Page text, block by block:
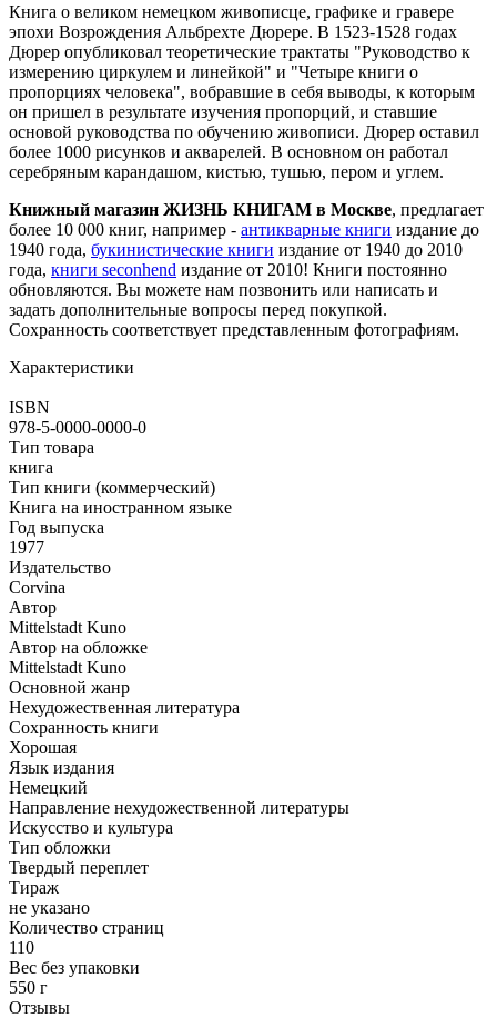
Книга о великом немецком живописце, графике и гравере
эпохи Возрождения Альбрехте Дюрере. В 1523-1528 годах
Дюрер опубликовал теоретические трактаты "Руководство к
измерению циркулем и линейкой" и "Четыре книги о
пропорциях человека", вобравшие в себя выводы, к которым
он пришел в результате изучения пропорций, и ставшие
основой руководства по обучению живописи. Дюрер оставил
более 1000 рисунков и акварелей. В основном он работал
серебряным карандашом, кистью, тушью, пером и углем.
Книжный магазин ЖИЗНЬ КНИГАМ в Москве, предлагает
более 10 000 книг, например - антикварные книги издание до
1940 года, букинистические книги издание от 1940 до 2010
года, книги seconhend издание от 2010! Книги постоянно
обновляются. Вы можете нам позвонить или написать и
задать дополнительные вопросы перед покупкой.
Сохранность соответствует представленным фотографиям.
Характеристики
ISBN
978-5-0000-0000-0
Тип товара
книга
Тип книги (коммерческий)
Книга на иностранном языке
Год выпуска
1977
Издательство
Corvina
Автор
Mittelstadt Kuno
Автор на обложке
Mittelstadt Kuno
Основной жанр
Нехудожественная литература
Сохранность книги
Хорошая
Язык издания
Немецкий
Направление нехудожественной литературы
Искусство и культура
Тип обложки
Твердый переплет
Тираж
не указано
Количество страниц
110
Вес без упаковки
550 г
Отзывы